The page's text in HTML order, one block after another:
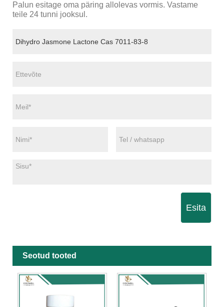
Palun esitage oma päring allolevas vormis. Vastame
teile 24 tunni jooksul.
Esita
Seotud tooted